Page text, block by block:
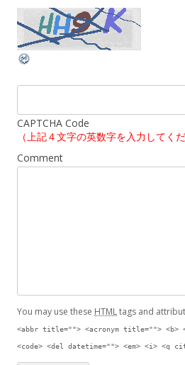
CAPTCHA Code
（上記４文字の英数字を入力してく
Comment
You may use these HTMLtags and
<abbr title=""> <acronym title=""> <b>
<code> <del datetime=""> <em> <i> <q